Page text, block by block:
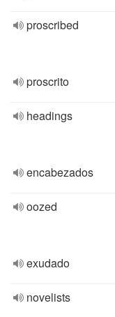
proscribed
proscrito
headings
encabezados
oozed
exudado
novelists